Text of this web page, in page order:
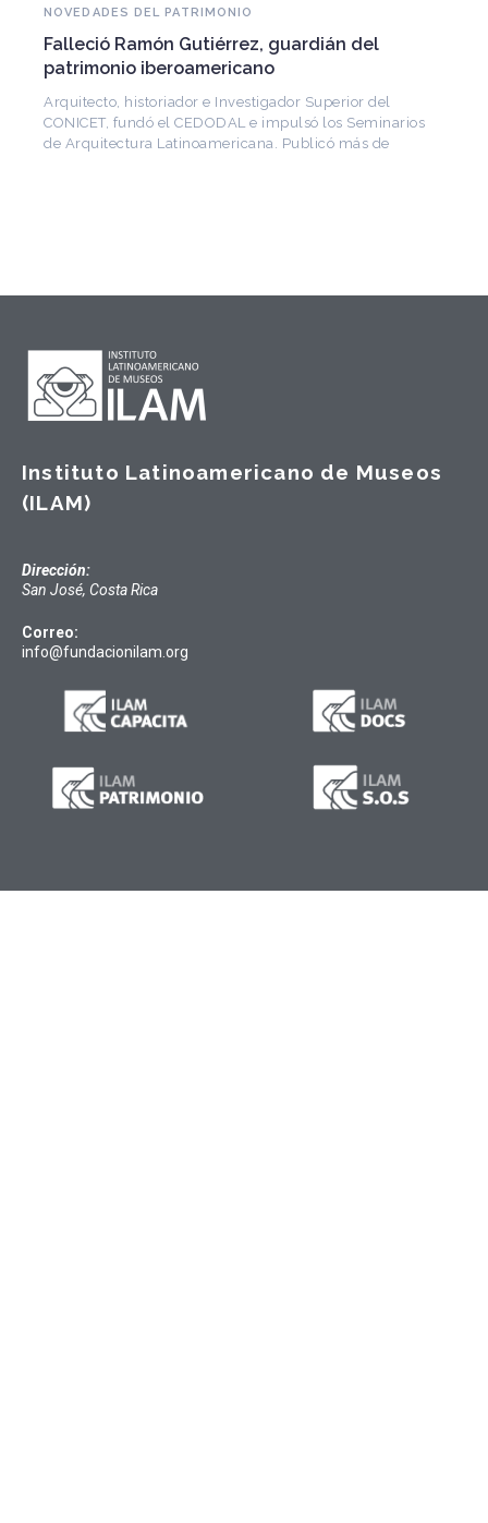
NOVEDADES DEL PATRIMONIO
Falleció Ramón Gutiérrez, guardián del
patrimonio iberoamericano
Arquitecto, historiador e Investigador Superior del
CONICET, fundó el CEDODAL e impulsó los Seminarios
de Arquitectura Latinoamericana. Publicó más de
Instituto Latinoamericano de Museos
(ILAM)
Dirección:
San José, Costa Rica
Correo:
info@fundacionilam.org